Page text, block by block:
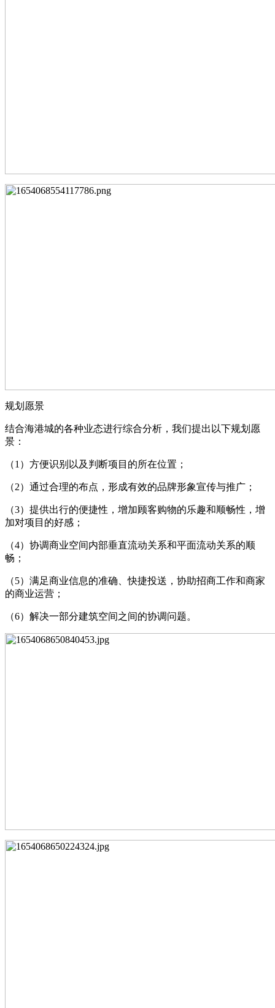
规划愿景
结合海港城的各种业态进行综合分析，我们提出以下规划愿
景：
（1）方便识别以及判断项目的所在位置；
（2）通过合理的布点，形成有效的品牌形象宣传与推广；
（3）提供出行的便捷性，增加顾客购物的乐趣和顺畅性，增
加对项目的好感；
（4）协调商业空间内部垂直流动关系和平面流动关系的顺
畅；
（5）满足商业信息的准确、快捷投送，协助招商工作和商家
的商业运营；
（6）解决一部分建筑空间之间的协调问题。